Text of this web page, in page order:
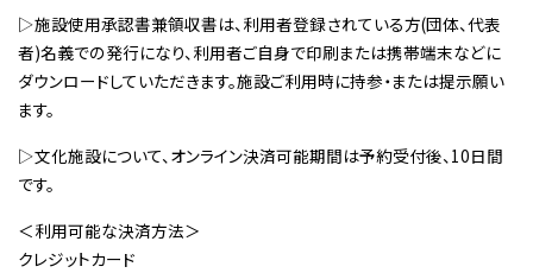
▷施設使用承認書兼領収書は、利用者登録されている方(団体、代表
者)名義での発行になり、利用者ご自身で印刷または携帯端末などに
ダウンロードしていただきます。施設ご利用時に持参・または提示願い
ます。
▷文化施設について、オンライン決済可能期間は予約受付後、10日間
です。
＜利用可能な決済方法＞
クレジットカード